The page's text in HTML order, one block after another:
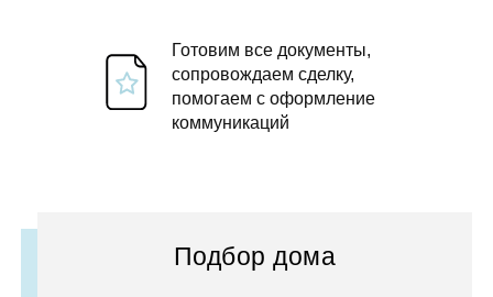
Готовим все документы,
сопровождаем сделку,
помогаем с оформление
коммуникаций
Подбор дома